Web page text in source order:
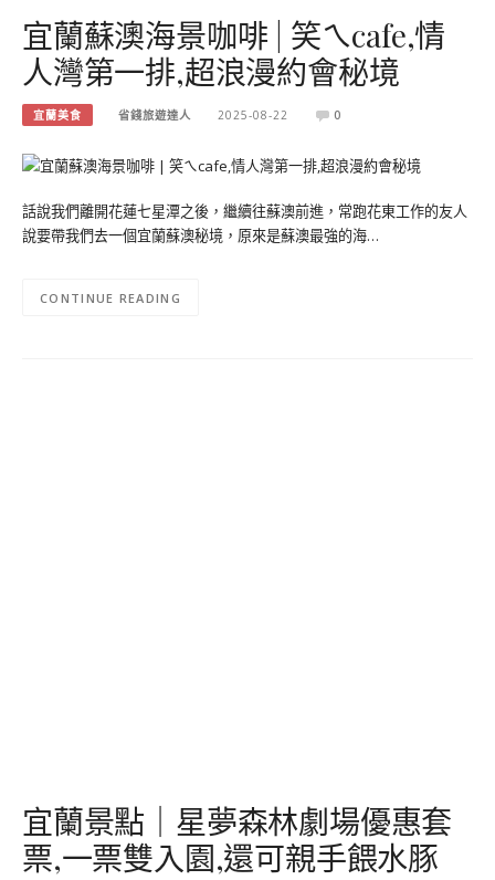
宜蘭蘇澳海景咖啡 | 笑ㄟcafe,情
人灣第一排,超浪漫約會秘境
宜蘭美食 省錢旅遊達人 2025-08-22 0
話說我們離開花蓮七星潭之後，繼續往蘇澳前進，常跑花東工作的友人
說要帶我們去一個宜蘭蘇澳秘境，原來是蘇澳最強的海…
CONTINUE READING
宜蘭景點｜星夢森林劇場優惠套
票,一票雙入園,還可親手餵水豚